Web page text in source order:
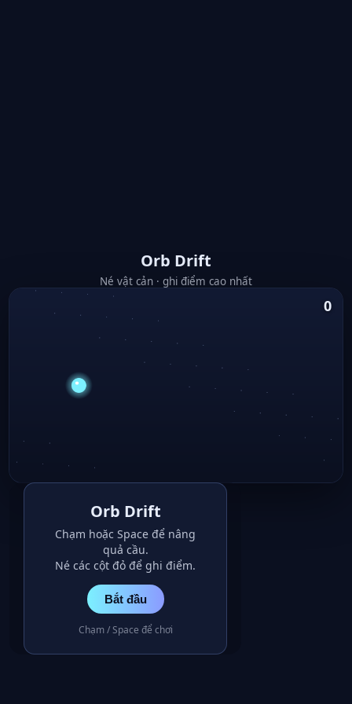
Orb Drift
Né vật cản · ghi điểm cao nhất
0
Orb Drift
Chạm hoặc Space để nâng
quả cầu.
Né các cột đỏ để ghi điểm.
Bắt đầu
Chạm / Space để chơi